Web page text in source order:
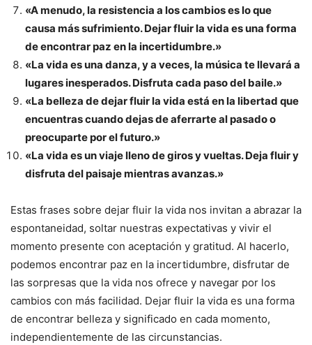
«A menudo, la resistencia a los cambios es lo que
causa más sufrimiento. Dejar fluir la vida es una forma
de encontrar paz en la incertidumbre.»
«La vida es una danza, y a veces, la música te llevará a
lugares inesperados. Disfruta cada paso del baile.»
«La belleza de dejar fluir la vida está en la libertad que
encuentras cuando dejas de aferrarte al pasado o
preocuparte por el futuro.»
«La vida es un viaje lleno de giros y vueltas. Deja fluir y
disfruta del paisaje mientras avanzas.»
Estas frases sobre dejar fluir la vida nos invitan a abrazar la
espontaneidad, soltar nuestras expectativas y vivir el
momento presente con aceptación y gratitud. Al hacerlo,
podemos encontrar paz en la incertidumbre, disfrutar de
las sorpresas que la vida nos ofrece y navegar por los
cambios con más facilidad. Dejar fluir la vida es una forma
de encontrar belleza y significado en cada momento,
independientemente de las circunstancias.